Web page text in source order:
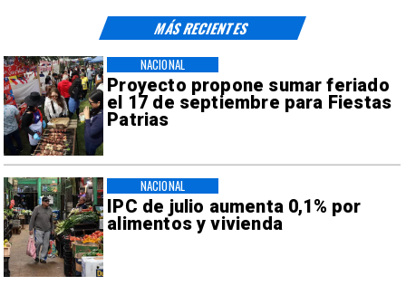
Proyecto propone sumar feriado
el 17 de septiembre para Fiestas
Patrias
NACIONAL
IPC de julio aumenta 0,1% por
alimentos y vivienda
NACIONAL
MÁS RECIENTES